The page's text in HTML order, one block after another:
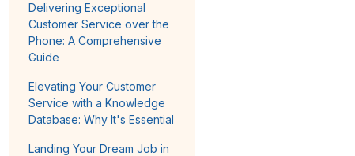
Delivering Exceptional
Customer Service over the
Phone: A Comprehensive
Guide
Elevating Your Customer
Service with a Knowledge
Database: Why It's Essential
Landing Your Dream Job in